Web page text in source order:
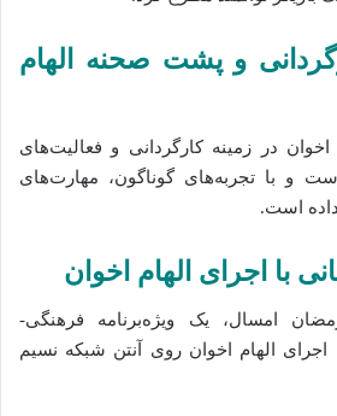
و پشت صحنه الهام
اخوان در زمینه کارگردانی و فعالیت‌های
و با تجربه‌های گوناگون، مهارت‌های
است.
با اجرای الهام اخوان
امسال، یک ویژه‌برنامه فرهنگی-
اجرای الهام اخوان روی آنتن شبکه نسیم